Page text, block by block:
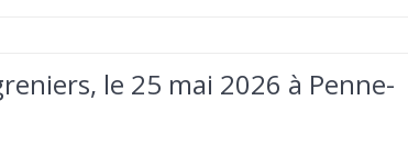
le 25 mai 2026 à Penne-